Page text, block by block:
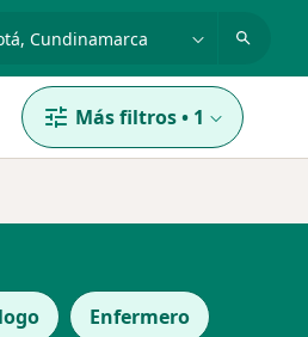
Bogotá
Más filtros• 1
Enfermero